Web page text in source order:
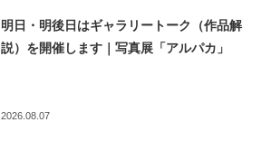
明日・明後日はギャラリートーク（作品解
説）を開催します｜写真展「アルパカ」
2026.08.07